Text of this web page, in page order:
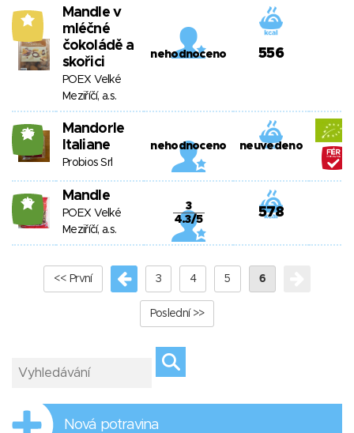
8
Mandle v
mléčné
čokoládě a
skořici
POEX Velké
Meziříčí, a.s.
nehodnoceno 556
26
Mandorle
Italiane
Probios Srl
nehodnoceno neuvedeno
18 Mandle
POEX Velké
Meziříčí, a.s.
3
4.3/5
578
<< První 3 4 5 6
Poslední >>
Nová potravina